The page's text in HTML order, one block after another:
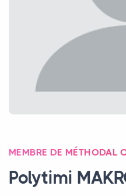
MEMBRE DE MÉTHODAL
Polytimi